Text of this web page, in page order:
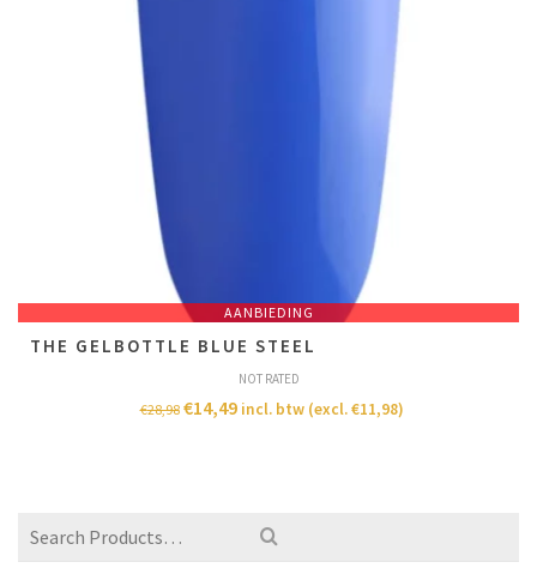
AANBIEDING
THE GELBOTTLE BLUE STEEL
NOT RATED
€28,98 €14,49 incl. btw (excl.€11,98)